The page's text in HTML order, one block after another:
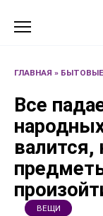
ГЛАВНАЯ » БЫТОВЫЕ
Все
ВЕЩИ